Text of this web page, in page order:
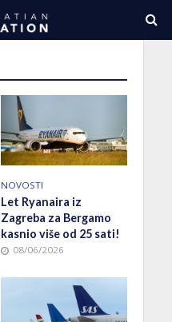
NOVOSTI
Let Ryanaira iz
Zagreba za Bergamo
kasnio više od 25 sati!
08/06/2026